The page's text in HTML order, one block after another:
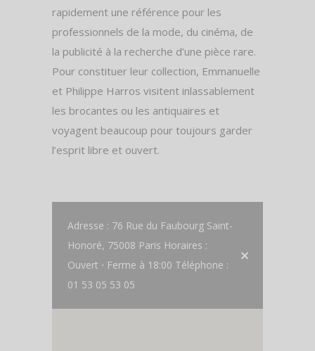
rapidement une référence pour les
professionnels de la mode, du cinéma, de
la publicité à la recherche d’une pièce rare.
Pour constituer leur collection, Emmanuelle
et Philippe Harros visitent inlassablement
les brocantes ou les antiquaires et
voyagent beaucoup pour toujours garder
l’esprit libre et ouvert.
Adresse : 76 Rue du Faubourg Saint-
Honoré, 75008 Paris Horaires :
Ouvert ⋅ Ferme à 18:00 Téléphone :
01 53 05 53 05